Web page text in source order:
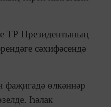
ТР Президентының
сәхифәсендә
фаҗигадә өлкәннәр
Һәлак